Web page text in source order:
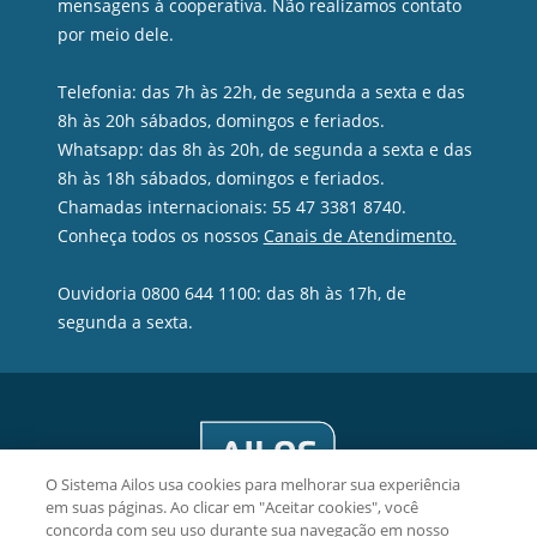
mensagens à cooperativa. Não realizamos contato
por meio dele.
Telefonia: das 7h às 22h, de segunda a sexta e das
8h às 20h sábados, domingos e feriados.
Whatsapp: das 8h às 20h, de segunda a sexta e das
8h às 18h sábados, domingos e feriados.
Chamadas internacionais: 55 47 3381 8740.
Conheça todos os nossos Canais de Atendimento.
Ouvidoria 0800 644 1100: das 8h às 17h, de
segunda a sexta.
O Sistema Ailos usa cookies para melhorar sua experiência
em suas páginas. Ao clicar em "Aceitar cookies", você
concorda com seu uso durante sua navegação em nosso